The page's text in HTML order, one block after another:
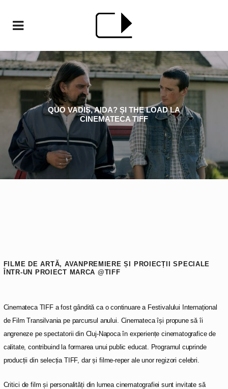
QUO VADIS, AIDA? ȘI THE LOAD LA
CINEMATECA TIFF
FILME DE ARTĂ, AVANPREMIERE ȘI PROIECȚII SPECIALE
ÎNTR-UN PROIECT MARCA @TIFF
Cinemateca TIFF a fost gândită ca o continuare a Festivalului Internațional
de Film Transilvania pe parcursul anului. Cinemateca își propune să îi
angreneze pe spectatorii din Cluj-Napoca în experiențe cinematografice de
calitate, contribuind la formarea unui public educat. Programul cuprinde
producții din selecția TIFF, dar și filme-reper ale unor regizori celebri.
Critici de film și personalități din lumea cinematografiei sunt invitate să